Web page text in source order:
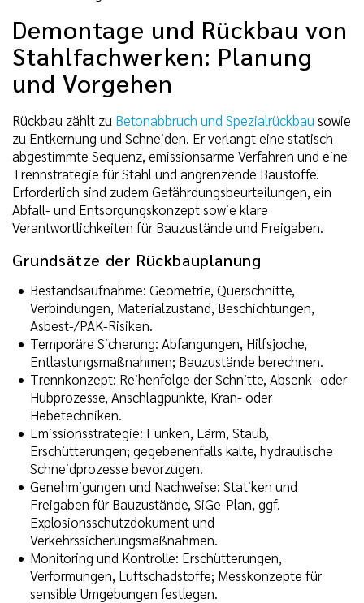
Demontage und Rückbau von
Stahlfachwerken: Planung
und Vorgehen
Rückbau zählt zu Betonabbruch und Spezialrückbau sowie
zu Entkernung und Schneiden. Er verlangt eine statisch
abgestimmte Sequenz, emissionsarme Verfahren und eine
Trennstrategie für Stahl und angrenzende Baustoffe.
Erforderlich sind zudem Gefährdungsbeurteilungen, ein
Abfall- und Entsorgungskonzept sowie klare
Verantwortlichkeiten für Bauzustände und Freigaben.
Grundsätze der Rückbauplanung
Bestandsaufnahme: Geometrie, Querschnitte,
Verbindungen, Materialzustand, Beschichtungen,
Asbest-/PAK-Risiken.
Temporäre Sicherung: Abfangungen, Hilfsjoche,
Entlastungsmaßnahmen; Bauzustände berechnen.
Trennkonzept: Reihenfolge der Schnitte, Absenk- oder
Hubprozesse, Anschlagpunkte, Kran- oder
Hebetechniken.
Emissionsstrategie: Funken, Lärm, Staub,
Erschütterungen; gegebenenfalls kalte, hydraulische
Schneidprozesse bevorzugen.
Genehmigungen und Nachweise: Statiken und
Freigaben für Bauzustände, SiGe-Plan, ggf.
Explosionsschutzdokument und
Verkehrssicherungsmaßnahmen.
Monitoring und Kontrolle: Erschütterungen,
Verformungen, Luftschadstoffe; Messkonzepte für
sensible Umgebungen festlegen.